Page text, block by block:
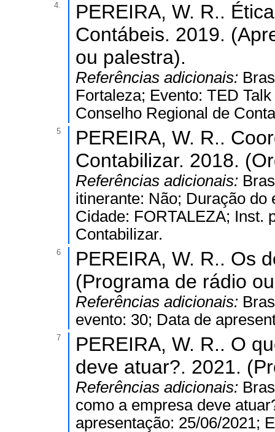
4.
PEREIRA, W. R..
Contábeis. 2019.
ou palestra).
Referências adicionais:
Fortaleza; Evento: TED
Conselho Regional de
5
PEREIRA, W. R..
Contabilizar. 2018.
Referências adicionais:
itinerante: Não; Duração do
Cidade: FORTALEZA; Inst.
Contabilizar.
6
PEREIRA, W. R.. Os
(Programa de rádio
Referências adicionais:
evento: 30; Data de
7
PEREIRA, W. R.. O
deve atuar?. 2021.
Referências adicionais:
como a empresa deve
apresentação: 25/06/2021;